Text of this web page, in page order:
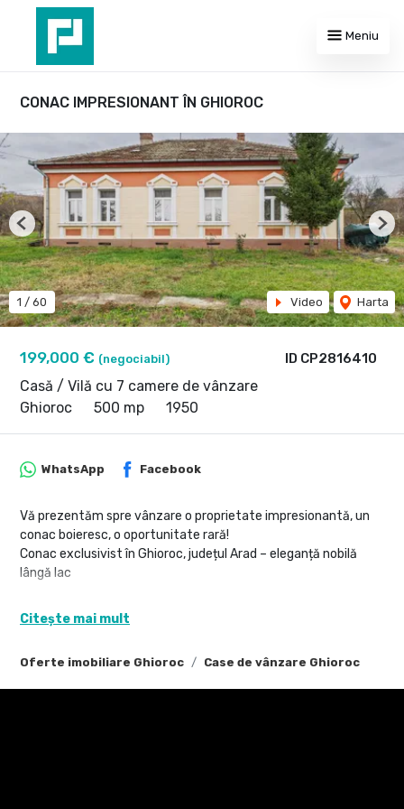
Meniu
CONAC IMPRESIONANT ÎN GHIOROC
ID CP2816410
199,000 € (negociabil)
Casă / Vilă cu 7 camere de vânzare
Ghioroc
500 mp 1950
1 / 60 Video Harta
Previous
Oferte imobiliare Ghioroc Case de vânzare Ghioroc
WhatsApp Facebook
Vă prezentăm spre vânzare o proprietate impresionantă, un
conac boieresc, o oportunitate rară!
Conac exclusivist în Ghioroc, județul Arad – eleganță nobilă
lângă lac
vecinătatea lacului și la poalele dealului, se află acest conac
proprietate rară, dedicată celor care apreciază luxul discret,
Citește mai mult